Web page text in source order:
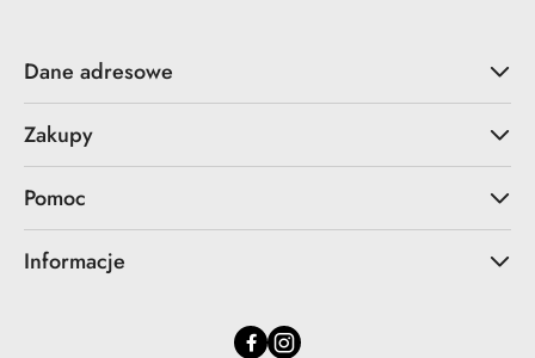
Dane adresowe
Zakupy
Pomoc
Informacje